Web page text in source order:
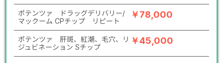
ポテンツァ ドラッグデリバリー/
マックーム CPチップ リピート
￥78,000
ポテンツァ 肝斑、紅潮、毛穴、リ
ジュビネーション Sチップ
￥45,000